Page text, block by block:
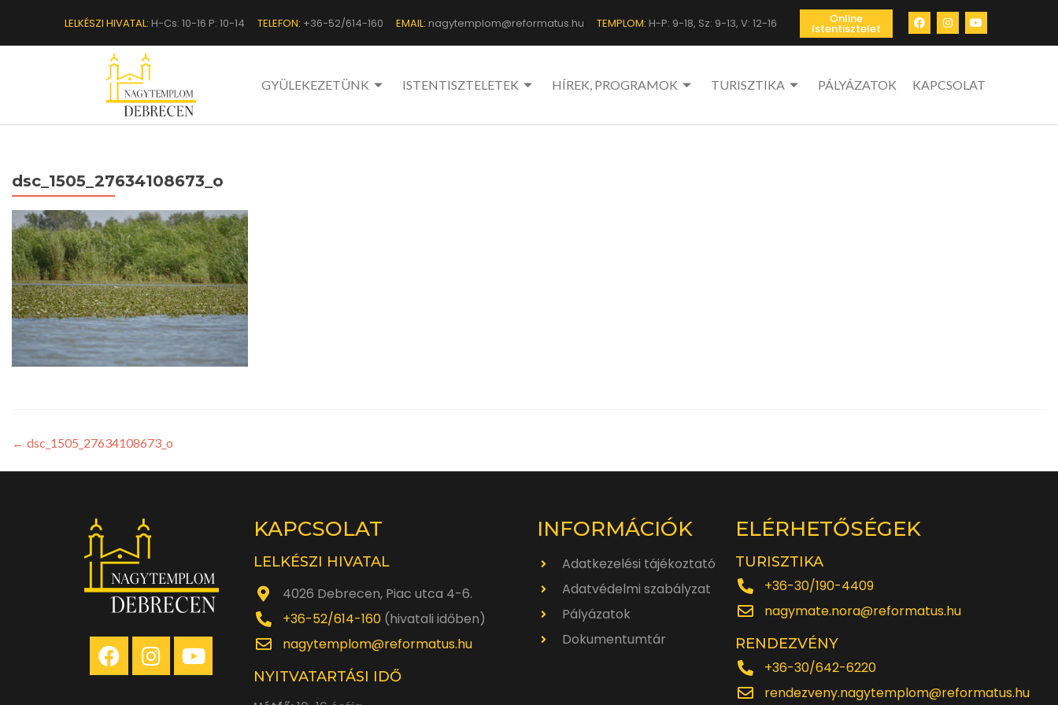
LELKÉSZI HIVATAL: H-Cs: 10-16 P: 10-14 TELEFON: +36-52/614-160 EMAIL: nagytemplom@reformatus.hu TEMPLOM: H-P: 9-18, Sz: 9-13, V: 12-16 Online
Istentisztelet
GYÜLEKEZETÜNK ISTENTISZTELETEK HÍREK, PROGRAMOK TURISZTIKA PÁLYÁZATOK KAPCSOLAT
dsc_1505_27634108673_o
← dsc_1505_27634108673_o
KAPCSOLAT
LELKÉSZI HIVATAL
4026 Debrecen, Piac utca 4-6.
+36-52/614-160 (hivatali időben)
nagytemplom@reformatus.hu
NYITVATARTÁSI IDŐ
INFORMÁCIÓK
Adatkezelési tájékoztató
Adatvédelmi szabályzat
Pályázatok
Dokumentumtár
ELÉRHETŐSÉGEK
TURISZTIKA
+36-30/190-4409
nagymate.nora@reformatus.hu
RENDEZVÉNY
+36-30/642-6220
rendezveny.nagytemplom@reformatus.hu